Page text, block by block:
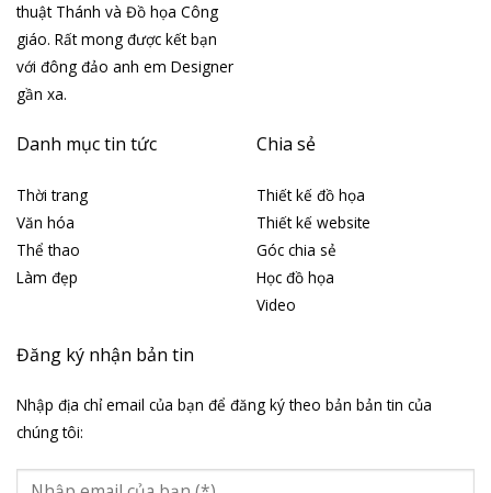
thuật Thánh và Đồ họa Công
giáo. Rất mong được kết bạn
với đông đảo anh em Designer
gần xa.
Danh mục tin tức
Thời trang
Văn hóa
Thể thao
Làm đẹp
Chia sẻ
Thiết kế đồ họa
Thiết kế website
Góc chia sẻ
Học đồ họa
Video
Đăng ký nhận bản tin
Nhập địa chỉ email của bạn để đăng ký theo bản bản tin của
chúng tôi: